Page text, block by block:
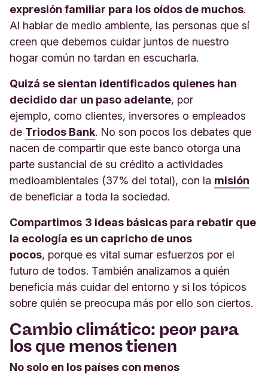
expresión familiar para los oídos de muchos.
Al hablar de medio ambiente, las personas que sí
creen que debemos cuidar juntos de nuestro
hogar común no tardan en escucharla.
Quizá se sientan identificados quienes han
decidido dar un paso adelante, por
ejemplo, como clientes, inversores o empleados
de Triodos Bank. No son pocos los debates que
nacen de compartir que este banco otorga una
parte sustancial de su crédito a actividades
medioambientales (37% del total), con la misión
de beneficiar a toda la sociedad.
Compartimos 3 ideas básicas para rebatir que
la ecología es un capricho de unos
pocos, porque es vital sumar esfuerzos por el
futuro de todos. También analizamos a quién
beneficia más cuidar del entorno y si los tópicos
sobre quién se preocupa más por ello son ciertos.
Cambio climático: peor para
los que menos tienen
No solo en los países con menos